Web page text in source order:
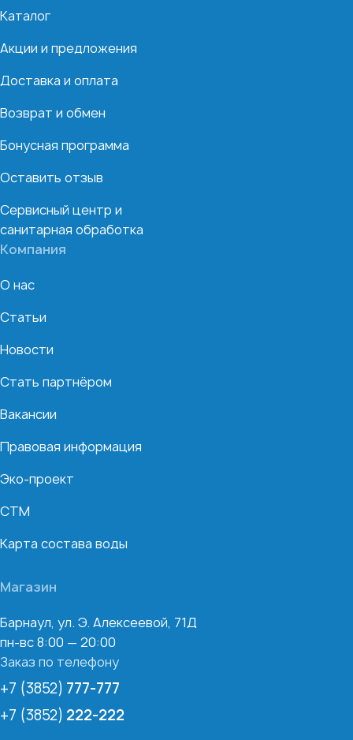
Каталог
Акции и предложения
Доставка и оплата
Возврат и обмен
Бонусная программа
Оставить отзыв
Сервисный центр и
санитарная обработка
Компания
О нас
Статьи
Новости
Стать партнёром
Вакансии
Правовая информация
Эко-проект
СТМ
Карта состава воды
Магазин
Барнаул, ул. Э. Алексеевой, 71Д
пн-вс 8:00 — 20:00
Заказ по телефону
+7 (3852) 777-777
+7 (3852) 222-222